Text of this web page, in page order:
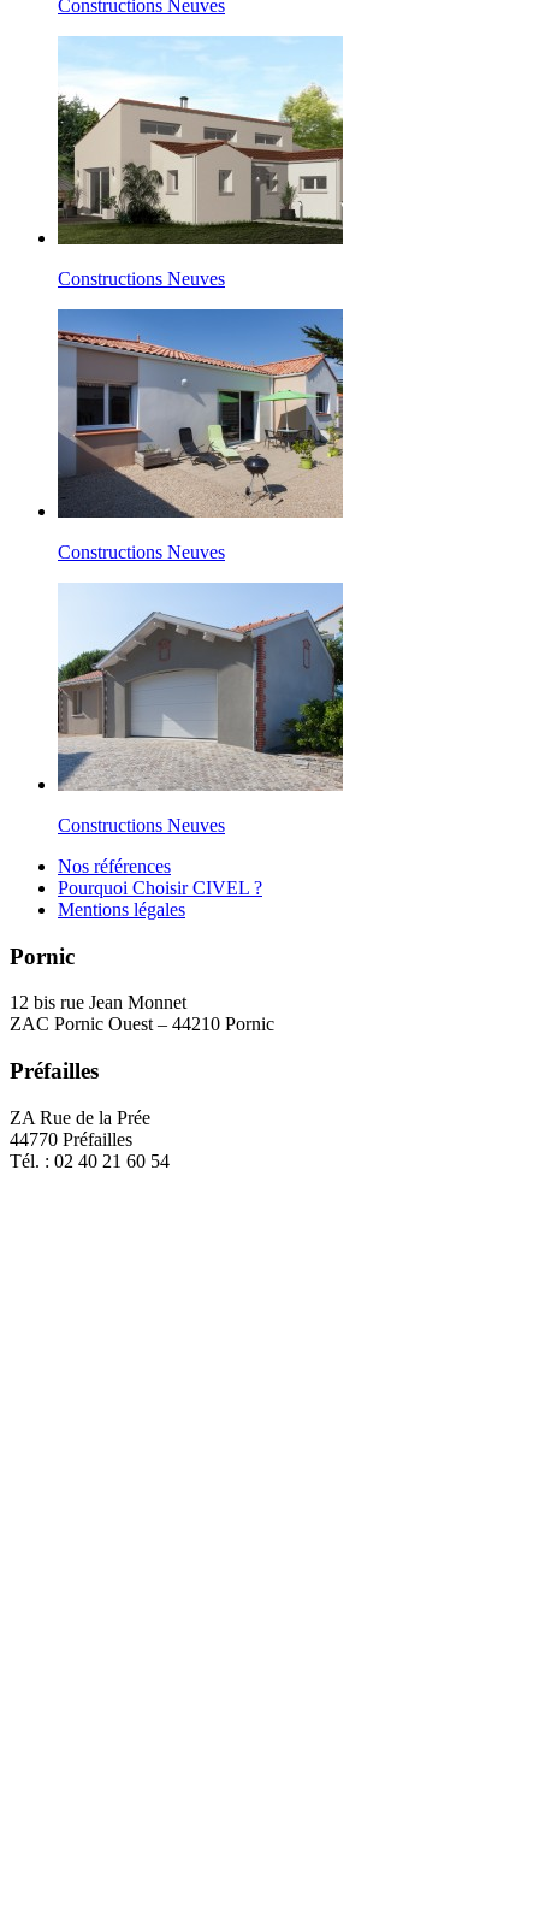
Constructions Neuves
Constructions Neuves
Constructions Neuves
Constructions Neuves
Nos références
Pourquoi Choisir CIVEL ?
Mentions légales
Pornic
12 bis rue Jean Monnet
ZAC Pornic Ouest – 44210 Pornic
Préfailles
ZA Rue de la Prée
44770 Préfailles
Tél. : 02 40 21 60 54